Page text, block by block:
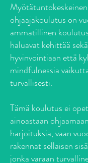
ohjaajakoulutus on
ammatillinen
haluavat kehittää
hyvinvointiaan että
mindfulnessia
turvallisesti.
Tämä koulutus ei
ainoastaan
harjoituksia, vaan
rakennat sellaisen
jonka varaan